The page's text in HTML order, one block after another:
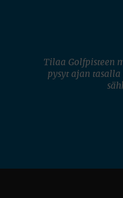
Tilaa Golfpisteen
pysyt ajan